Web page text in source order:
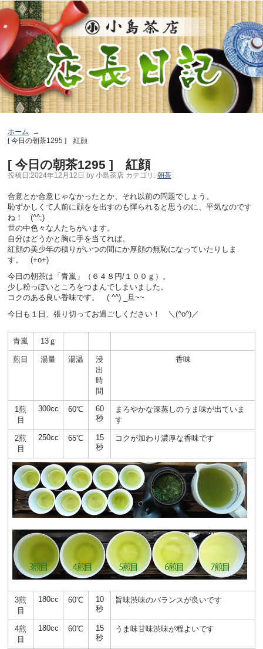
ホーム
[ 今日の朝茶1295 ] 紅顔
[ 今日の朝茶1295 ] 紅顔
投稿日:2024年12月12日 by 小島茶店 カテゴリ: 朝茶
合意とか合意じゃなかったとか、それ以前の問題でしょう。
恥ずかしくて人前に顔をを出すのも憚られると思うのに、平気なのです
ね！ (^^;)
世の中色々な人たちがいます。
自分はどうかと胸に手を当てれば。
紅顔の美少年の積りがいつの間にか厚顔の無恥になっていたりしま
す。 (+o+)
今日の朝茶は「青嵐」（６４８円/１００ｇ）。
少し粉っぽいところをつまんでしまいました。
コクのある良い香味です。 ( ^^) _旦~~
今日も１日、張り切ってお過ごしください！ ＼(^o^)／
青嵐 13ｇ
煎目 湯量 湯温
浸
出
時
間
香味
1煎
目
300cc 60℃
60
秒
まろやかな深蒸しのうま味が出ていま
す
2煎
目
250cc 65℃
15
秒
コクが加わり濃厚な香味です
3煎
目
180cc 60℃
10
秒
旨味渋味のバランスが良いです
4煎
目
180cc 60℃
15
秒
うま味甘味渋味が程よいです